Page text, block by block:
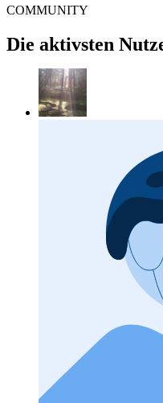
COMMUNITY
Die aktivsten